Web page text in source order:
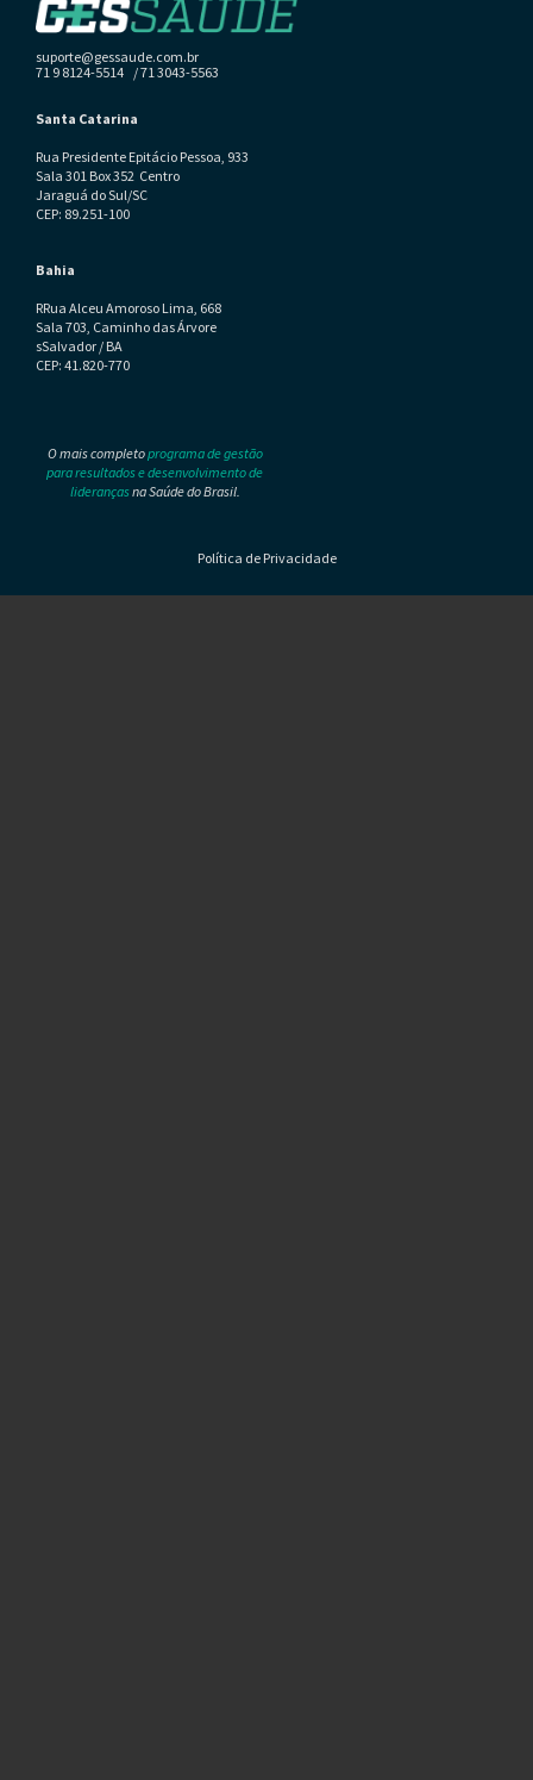
suporte@gessaude.com.br
71 9 8124-5514 / 71 3043-5563
Santa Catarina
Rua Presidente Epitácio Pessoa, 933
Sala 301 Box 352 Centro
Jaraguá do Sul/SC
CEP: 89.251-100
Bahia
RRua Alceu Amoroso Lima, 668
Sala 703, Caminho das Árvore
sSalvador / BA
CEP: 41.820-770
O mais completoprograma de gestão
para resultados e desenvolvimento de
liderançasna Saúde do Brasil.
Política de Privacidade